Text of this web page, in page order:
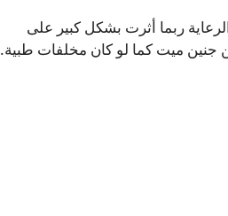
ربما أثرت بشكل كبير على
ميت كما لو كان مخلفات طبية.